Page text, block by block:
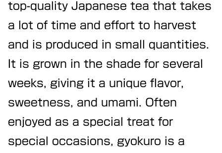
top-quality Japanese tea that takes
a lot of time and effort to harvest
and is produced in small quantities.
It is grown in the shade for several
weeks, giving it a unique flavor,
sweetness, and umami. Often
enjoyed as a special treat for
special occasions, gyokuro is a